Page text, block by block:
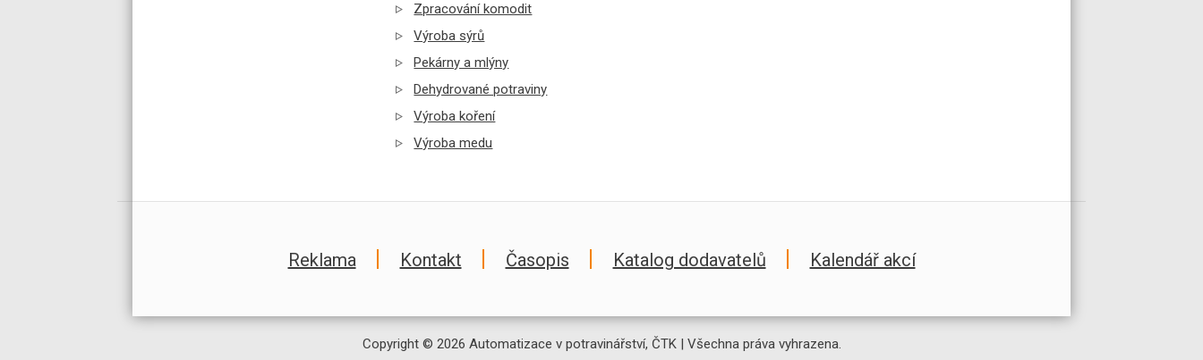
Zpracování komodit
Výroba sýrů
Pekárny a mlýny
Dehydrované potraviny
Výroba koření
Výroba medu
Reklama Kontakt Časopis Katalog dodavatelů Kalendář akcí
Copyright © 2026 Automatizace v potravinářství, ČTK | Všechna práva vyhrazena.